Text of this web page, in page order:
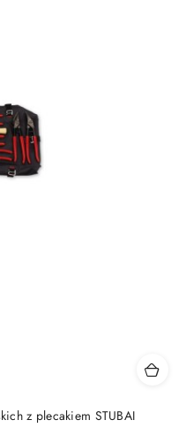
z plecakiem STUBAI